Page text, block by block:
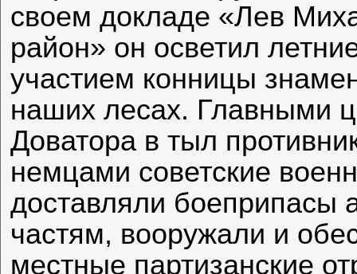
своем докладе «Лев
район» он осветил
участием конницы
наших лесах. Главными
Доватора в тыл
немцами советские
доставляли боеприпасы
частям, вооружали и
местные партизанские